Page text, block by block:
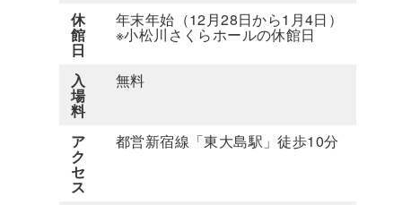
休
館
日
年末年始（12月28日から1月4日）
※小松川さくらホールの休館日
入
場
料
無料
ア
ク
セ
ス
都営新宿線「東大島駅」徒歩10分